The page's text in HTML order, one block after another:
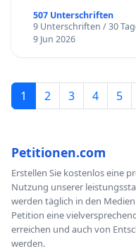
507 Unterschriften
9 Unterschriften / 30
9 Jun 2026
1 2 3 4 5
Petitionen.com
Erstellen Sie kostenlos eine
Nutzung unserer
werden täglich in den
Petition eine
erreichen und auch von
werden.